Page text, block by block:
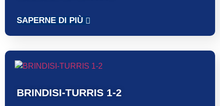
SAPERNE DI PIÙ
BRINDISI-TURRIS 1-2